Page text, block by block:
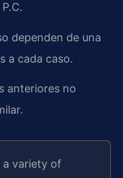
dependen de una
a cada caso.
anteriores no
a variety of